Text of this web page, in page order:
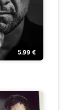
5.99 €